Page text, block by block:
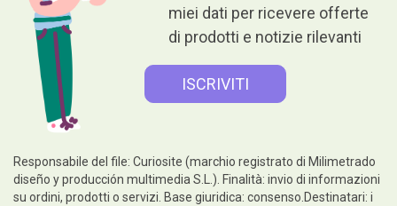
miei dati per ricevere offerte
di prodotti e notizie rilevanti
Responsabile del file: Curiosite (marchio registrato di Milimetrado
diseño y producción multimedia S.L.). Finalità: invio di informazioni
su ordini, prodotti o servizi. Base giuridica: consenso.Destinatari: i